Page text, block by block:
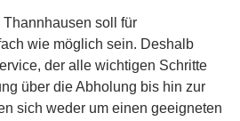
soll für
wie möglich sein. Deshalb
der alle wichtigen Schritte
über die Abholung bis hin zur
sich weder um einen geeigneten